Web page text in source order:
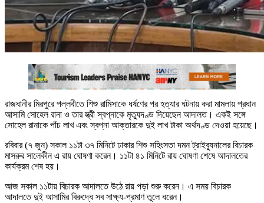
রাজধানীর মিরপুরে পল্লবীতে শিশু রামিসাকে ধর্ষণের পর হত্যার ঘটনায় করা মামলায় প্রধান
আসামি সোহেল রানা ও তার স্ত্রী স্বপ্নাকে মৃত্যুদণ্ড দিয়েছেন আদালত। একই সঙ্গে
সোহেল রানাকে পাঁচ লাখ এবং স্বপ্না আক্তারকে দুই লাখ টাকা অর্থদণ্ড দেওয়া হয়েছে।
রবিবার (৭ জুন) সকাল ১১টা ৩৭ মিনিটে ঢাকার শিশু সহিংসতা দমন ট্রাইব্যুনালের বিচারক
মাসরুর সালেকীন এ রায় ঘোষণা করেন। ১১টা ৪১ মিনিটে রায় ঘোষণা শেষে আদালতের
কার্যক্রম শেষ হয়।
আজ সকাল ১১টায় বিচারক আদালতে উঠে রায় পড়া শুরু করেন। এ সময় বিচারক
আদালতে দুই আসামির বিরুদ্ধে সব সাক্ষ্য-প্রমাণ তুলে ধরেন।